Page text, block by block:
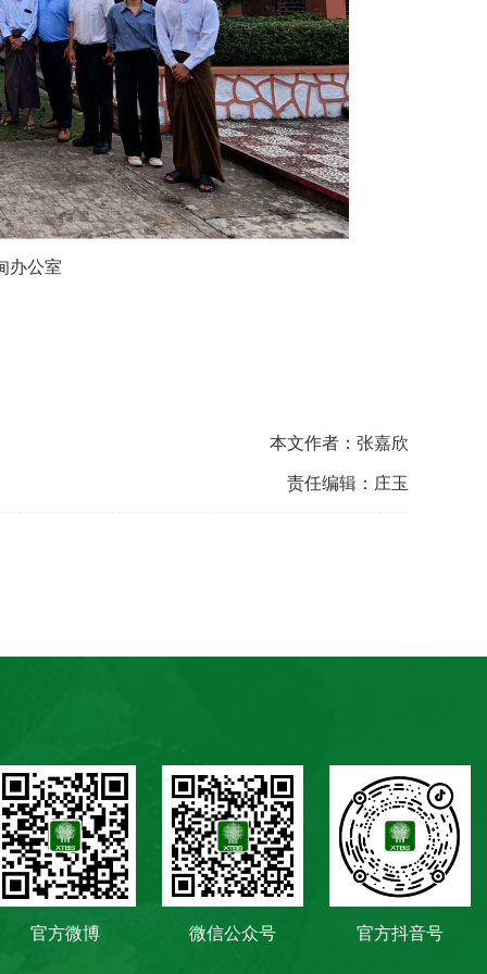
办公室
本文作者：张嘉欣
责任编辑：庄玉
官方微博 微信公众号 官方抖音号